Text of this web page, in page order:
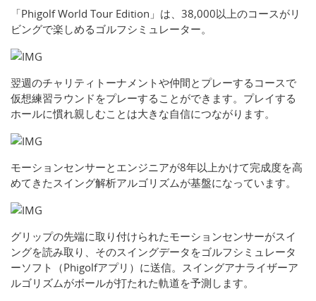
「Phigolf World Tour Edition」は、38,000以上のコースがリ
ビングで楽しめるゴルフシミュレーター。
翌週のチャリティトーナメントや仲間とプレーするコースで
仮想練習ラウンドをプレーすることができます。プレイする
ホールに慣れ親しむことは大きな自信につながります。
モーションセンサーとエンジニアが8年以上かけて完成度を高
めてきたスイング解析アルゴリズムが基盤になっています。
グリップの先端に取り付けられたモーションセンサーがスイ
ングを読み取り、そのスイングデータをゴルフシミュレータ
ーソフト（Phigolfアプリ）に送信。スイングアナライザーア
ルゴリズムがボールが打たれた軌道を予測します。